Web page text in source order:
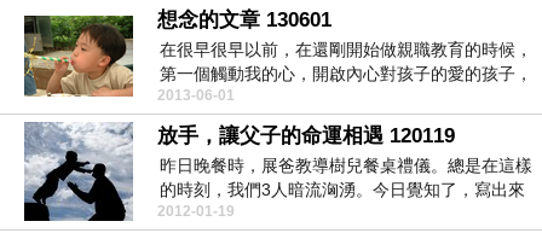
想念的文章 130601
在很早很早以前，在還剛開始做親職教育的時候，
第一個觸動我的心，開啟內心對孩子的愛的孩子，
就是這個...
2013-06-01
放手，讓父子的命運相遇 120119
昨日晚餐時，展爸教導樹兒餐桌禮儀。總是在這樣
的時刻，我們3人暗流洶湧。今日覺知了，寫出來
看看。♡♡昨...
2012-01-19